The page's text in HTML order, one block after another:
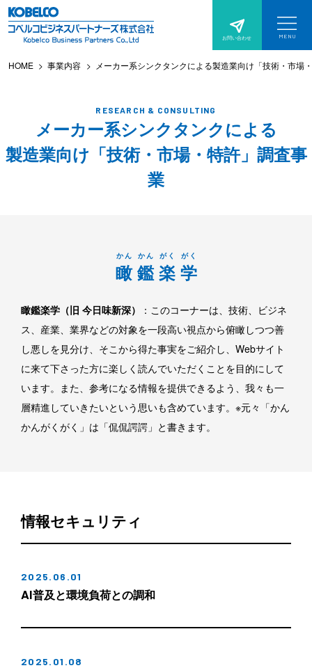
本
文
ス
お問い合わせ
イ
ト
メ
ュ
ー
MENU
イ
メ
HOME 事業内容 メーカー系シンクタンクによる製造業向け「技術・市場
RESEARCH & CONSULTING
メーカー系シンクタンクによる
製造業向け「技術・市場・特許」調査事
業
瞰
かん
鑑
かん
楽
がく
学
がく
瞰鑑楽学（旧 今日味新深）
：このコーナーは、技術、ビジネ
ス、産業、業界などの対象を一段高い視点から俯瞰しつつ善
し悪しを見分け、そこから得た事実をご紹介し、Webサイト
に来て下さった方に楽しく読んでいただくことを目的にして
います。また、参考になる情報を提供できるよう、我々も一
層精進していきたいという思いも含めています。※元々「かん
かんがくがく」は「侃侃諤諤」と書きます。
情報セキュリティ
2025.06.01
AI普及と環境負荷との調和
2025.01.08